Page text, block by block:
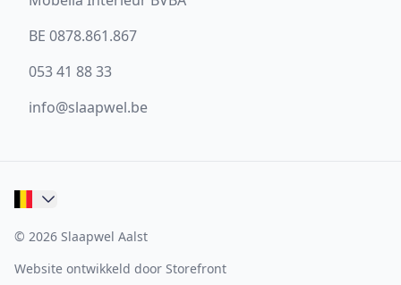
BE 0878.861.867
053 41 88 33
info@slaapwel.be
© 2026 Slaapwel Aalst
Website ontwikkeld door Storefront